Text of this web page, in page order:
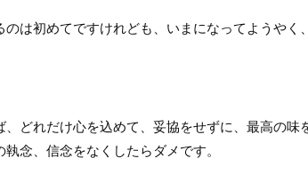
のは初めてですけれども、いまになってようやく
、どれだけ心を込めて、妥協をせずに、最高の
念、信念をなくしたらダメです。